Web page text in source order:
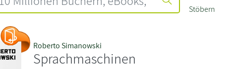
Stöbern
Roberto Simanowski
Sprachmaschinen